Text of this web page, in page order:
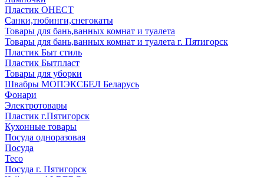
Пластик ОНЕСТ
Санки,тюбинги,снегокаты
Товары для бань,ванных комнат и туалета
Товары для бань,ванных комнат и туалета г. Пятигорск
Пластик Быт стиль
Пластик Бытпласт
Товары для уборки
Швабры МОПЭКСБЕЛ Беларусь
Фонари
Электротовары
Пластик г.Пятигорск
Кухонные товары
Посуда одноразовая
Посуда
Teco
Посуда г. Пятигорск